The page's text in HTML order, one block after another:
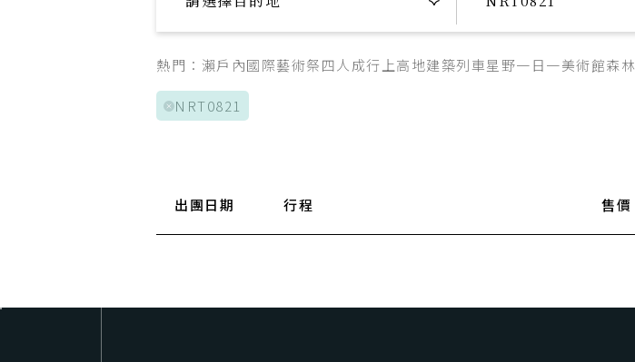
熱門： 瀨戶內國際藝術祭四人成行 上高地建築列車星野一日一美術館森林
NRT0821
出團日期 行程 售價